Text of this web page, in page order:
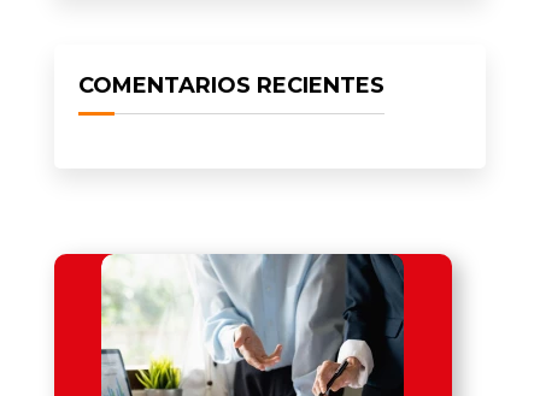
COMENTARIOS RECIENTES